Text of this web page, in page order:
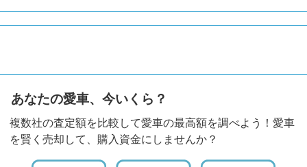
あなたの愛車、今いくら？
複数社の査定額を比較して愛車の最高額を調べよう！愛車
を賢く売却して、購入資金にしませんか？